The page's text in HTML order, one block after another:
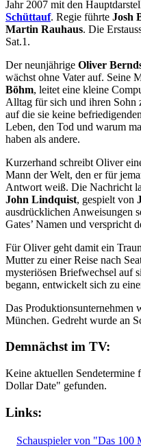
Jahr 2007 mit den
Schüttauf. Regie führte Josh
Martin Rauhaus. Die
Sat.1.
Der neunjährige Oliver
wächst ohne Vater auf. Seine
Böhm, leitet eine kleine
Alltag für sich und ihren Sohn
auf die sie keine
Leben, den Tod und warum
haben als andere.
Kurzerhand schreibt Oliver
Mann der Welt, den er für
Antwort weiß. Die Nachricht
John Lindquist, gespielt von
ausdrücklichen Anweisungen
Gates’ Namen und verspricht
Für Oliver geht damit ein
Mutter zu einer Reise nach
mysteriösen Briefwechsel auf
begann, entwickelt sich zu
Das Produktionsunternehmen
München. Gedreht wurde an
Demnächst im TV:
Keine aktuellen
Dollar Date" gefunden.
Links:
Schauspieler von "Das